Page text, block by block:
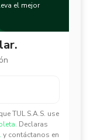
el mejor
TUL S.A.S. use
Declaras
y contáctanos en
✕
✕